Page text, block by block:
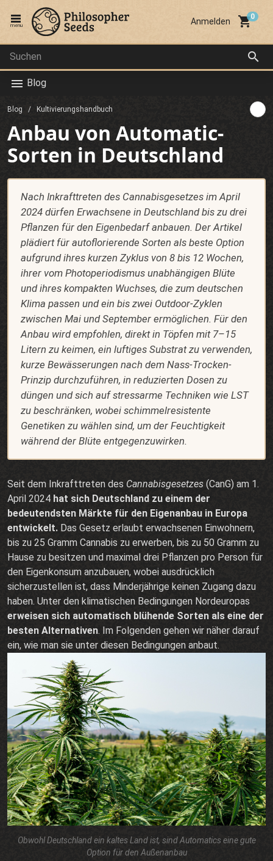
search
Blog
menu Anmelden local_grocery_store
Blog Kultivierungshandbuch
Anbau von Automatic-
Sorten in Deutschland
Nach Inkrafttreten des Cannabisgesetzes im April
2024 dürfen Erwachsene in Deutschland bis zu drei
Pflanzen für den Eigenbedarf anbauen. Der Artikel
plädiert für autoflorierende Sorten als beste Option
aufgrund ihres kurzen Zyklus von 8 bis 12 Wochen,
ihrer vom Photoperiodismus unabhängigen Blüte
und ihres kompakten Wuchses, die zum deutschen
Klima passen und ein bis zwei Outdoor-Zyklen
zwischen Mai und September ermöglichen. Für den
Anbau wird empfohlen, direkt in Töpfen mit 7–15
Litern zu keimen, ein luftiges Substrat zu verwenden,
kurze Bewässerungen nach dem Nass-Trocken-
Prinzip durchzuführen, in reduzierten Dosen zu
düngen und sich auf stressarme Techniken wie LST
zu beschränken, wobei schimmelresistente
Genetiken zu wählen sind, um der Feuchtigkeit
während der Blüte entgegenzuwirken.
Seit dem Inkrafttreten des Cannabisgesetzes (CanG) am 1.
April 2024 hat sich Deutschland zu einem der
bedeutendsten Märkte für den Eigenanbau in Europa
entwickelt. Das Gesetz erlaubt erwachsenen Einwohnern,
bis zu 25 Gramm Cannabis zu erwerben, bis zu 50 Gramm zu
Hause zu besitzen und maximal drei Pflanzen pro Person für
den Eigenkonsum anzubauen, wobei ausdrücklich
sicherzustellen ist, dass Minderjährige keinen Zugang dazu
haben. Unter den klimatischen Bedingungen Nordeuropas
erweisen sich automatisch blühende Sorten als eine der
besten Alternativen. Im Folgenden gehen wir näher darauf
ein, wie man sie unter diesen Bedingungen anbaut.
Obwohl Deutschland ein kaltes Land ist, sind Automatics eine gute
Option für den Außenanbau